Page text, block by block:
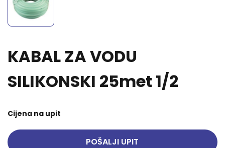
KABAL ZA VODU
SILIKONSKI 25met 1/2
Cijena na upit
POŠALJI UPIT